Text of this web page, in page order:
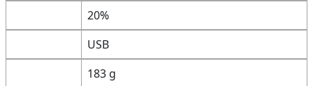
20%
USB
183 g